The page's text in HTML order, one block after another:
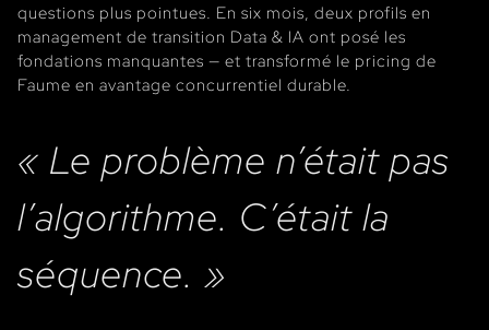
questions plus pointues. En six mois, deux profils en
management de transition Data & IA ont posé les
fondations manquantes — et transformé le pricing de
Faume en avantage concurrentiel durable.
« Le problème n’était pas
l’algorithme. C’était la
séquence. »